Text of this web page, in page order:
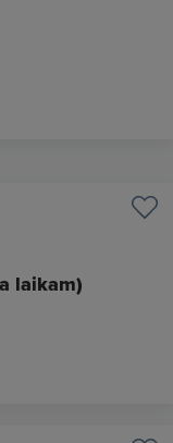
laikam)